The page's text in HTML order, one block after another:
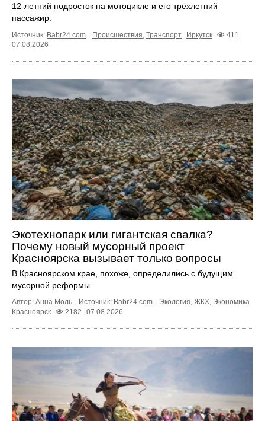
12‑летний подросток на мотоцикле и его трёхлетний
пассажир.
Источник: Babr24.com. Происшествия, Транспорт Иркутск
411
07.08.2026
Экотехнопарк или гигантская свалка?
Почему новый мусорный проект
Красноярска вызывает только вопросы
В Красноярском крае, похоже, определились с будущим
мусорной реформы.
Автор: Анна Моль. Источник: Babr24.com Экология ЖКХ Экономика
Красноярск
2182 07.08.2026